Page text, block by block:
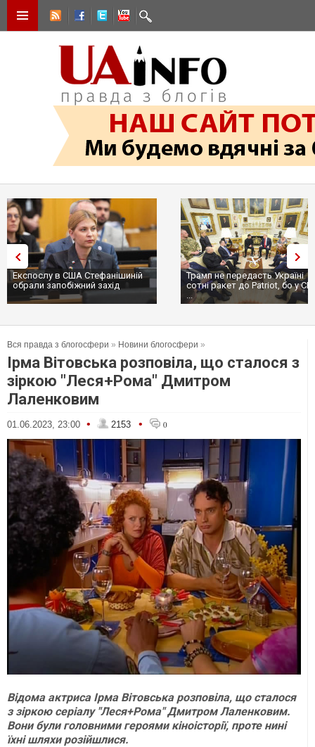
Експослу в США Стефанішиній
обрали запобіжний захід
Трамп не передасть Україні
сотні ракет до Patriot, бо у
...
Вся правда з блогосфери » Новини блогосфери »
Ірма Вітовська розповіла, що сталося з
зіркою "Леся+Рома" Дмитром
Лаленковим
01.06.2023, 23:00 • 2153 • 0
Відома актриса Ірма Вітовська розповіла, що сталося
з зіркою серіалу "Леся+Рома" Дмитром Лаленковим.
Вони були головними героями кіноісторії, проте нині
їхні шляхи розійшлися.